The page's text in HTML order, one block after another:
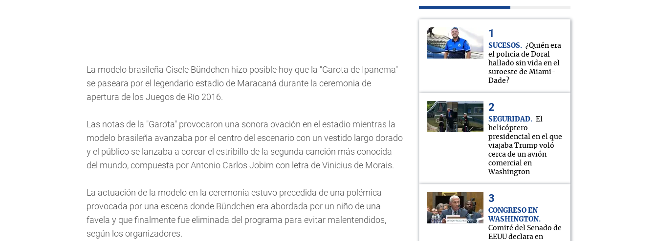
La modelo brasileña Gisele Bündchen hizo posible hoy que la "Garota de Ipanema"
se paseara por el legendario estadio de Maracaná durante la ceremonia de
apertura de los Juegos de Río 2016.
Las notas de la "Garota" provocaron una sonora ovación en el estadio mientras la
modelo brasileña avanzaba por el centro del escenario con un vestido largo dorado
y el público se lanzaba a corear el estribillo de la segunda canción más conocida
del mundo, compuesta por Antonio Carlos Jobim con letra de Vinicius de Morais.
La actuación de la modelo en la ceremonia estuvo precedida de una polémica
provocada por una escena donde Bündchen era abordada por un niño de una
favela y que finalmente fue eliminada del programa para evitar malentendidos,
según los organizadores.
SUCESOS
¿Quién era
el policía de Doral
hallado sin vida en el
suroeste de Miami-
Dade?
SEGURIDAD
El
helicóptero
presidencial en el que
viajaba Trump voló
cerca de un avión
comercial en
Washington
CONGRESO EN
WASHINGTON
Comité del Senado de
EEUU declara en